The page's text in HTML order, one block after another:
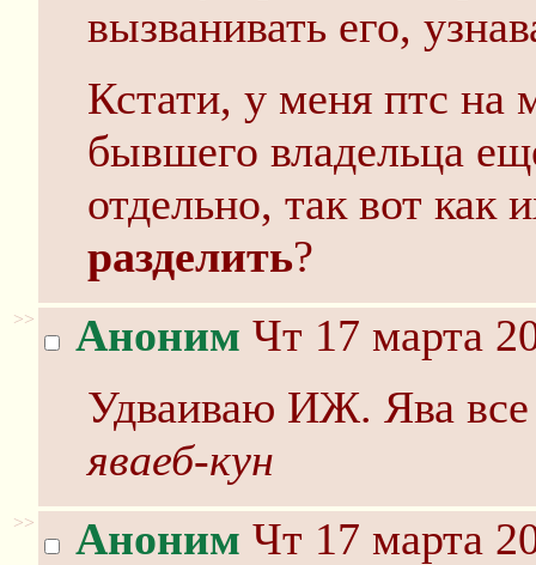
вызванивать его,
Кстати, у меня птс на
бывшего владельца
отдельно, так вот как
разделить?
>> Аноним Чт 17 марта
Удваиваю ИЖ. Ява все
яваеб-кун
>> Аноним Чт 17 марта